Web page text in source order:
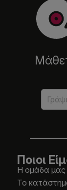
Ποιοι
Η ομάδα μας
Το